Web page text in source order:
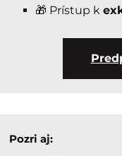
🎁 Prístup k
Pozri aj: